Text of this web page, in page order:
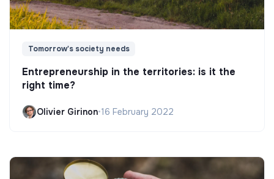
Tomorrow's society needs
Entrepreneurship in the territories: is it the
right time?
Olivier Girinon•16 February 2022